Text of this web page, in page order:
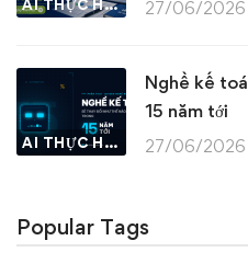
AI THỰC HÀNH 27/06/2026
AI THỰC HÀNH
Nghề kế
15 năm tới
27/06/2026
Popular Tags